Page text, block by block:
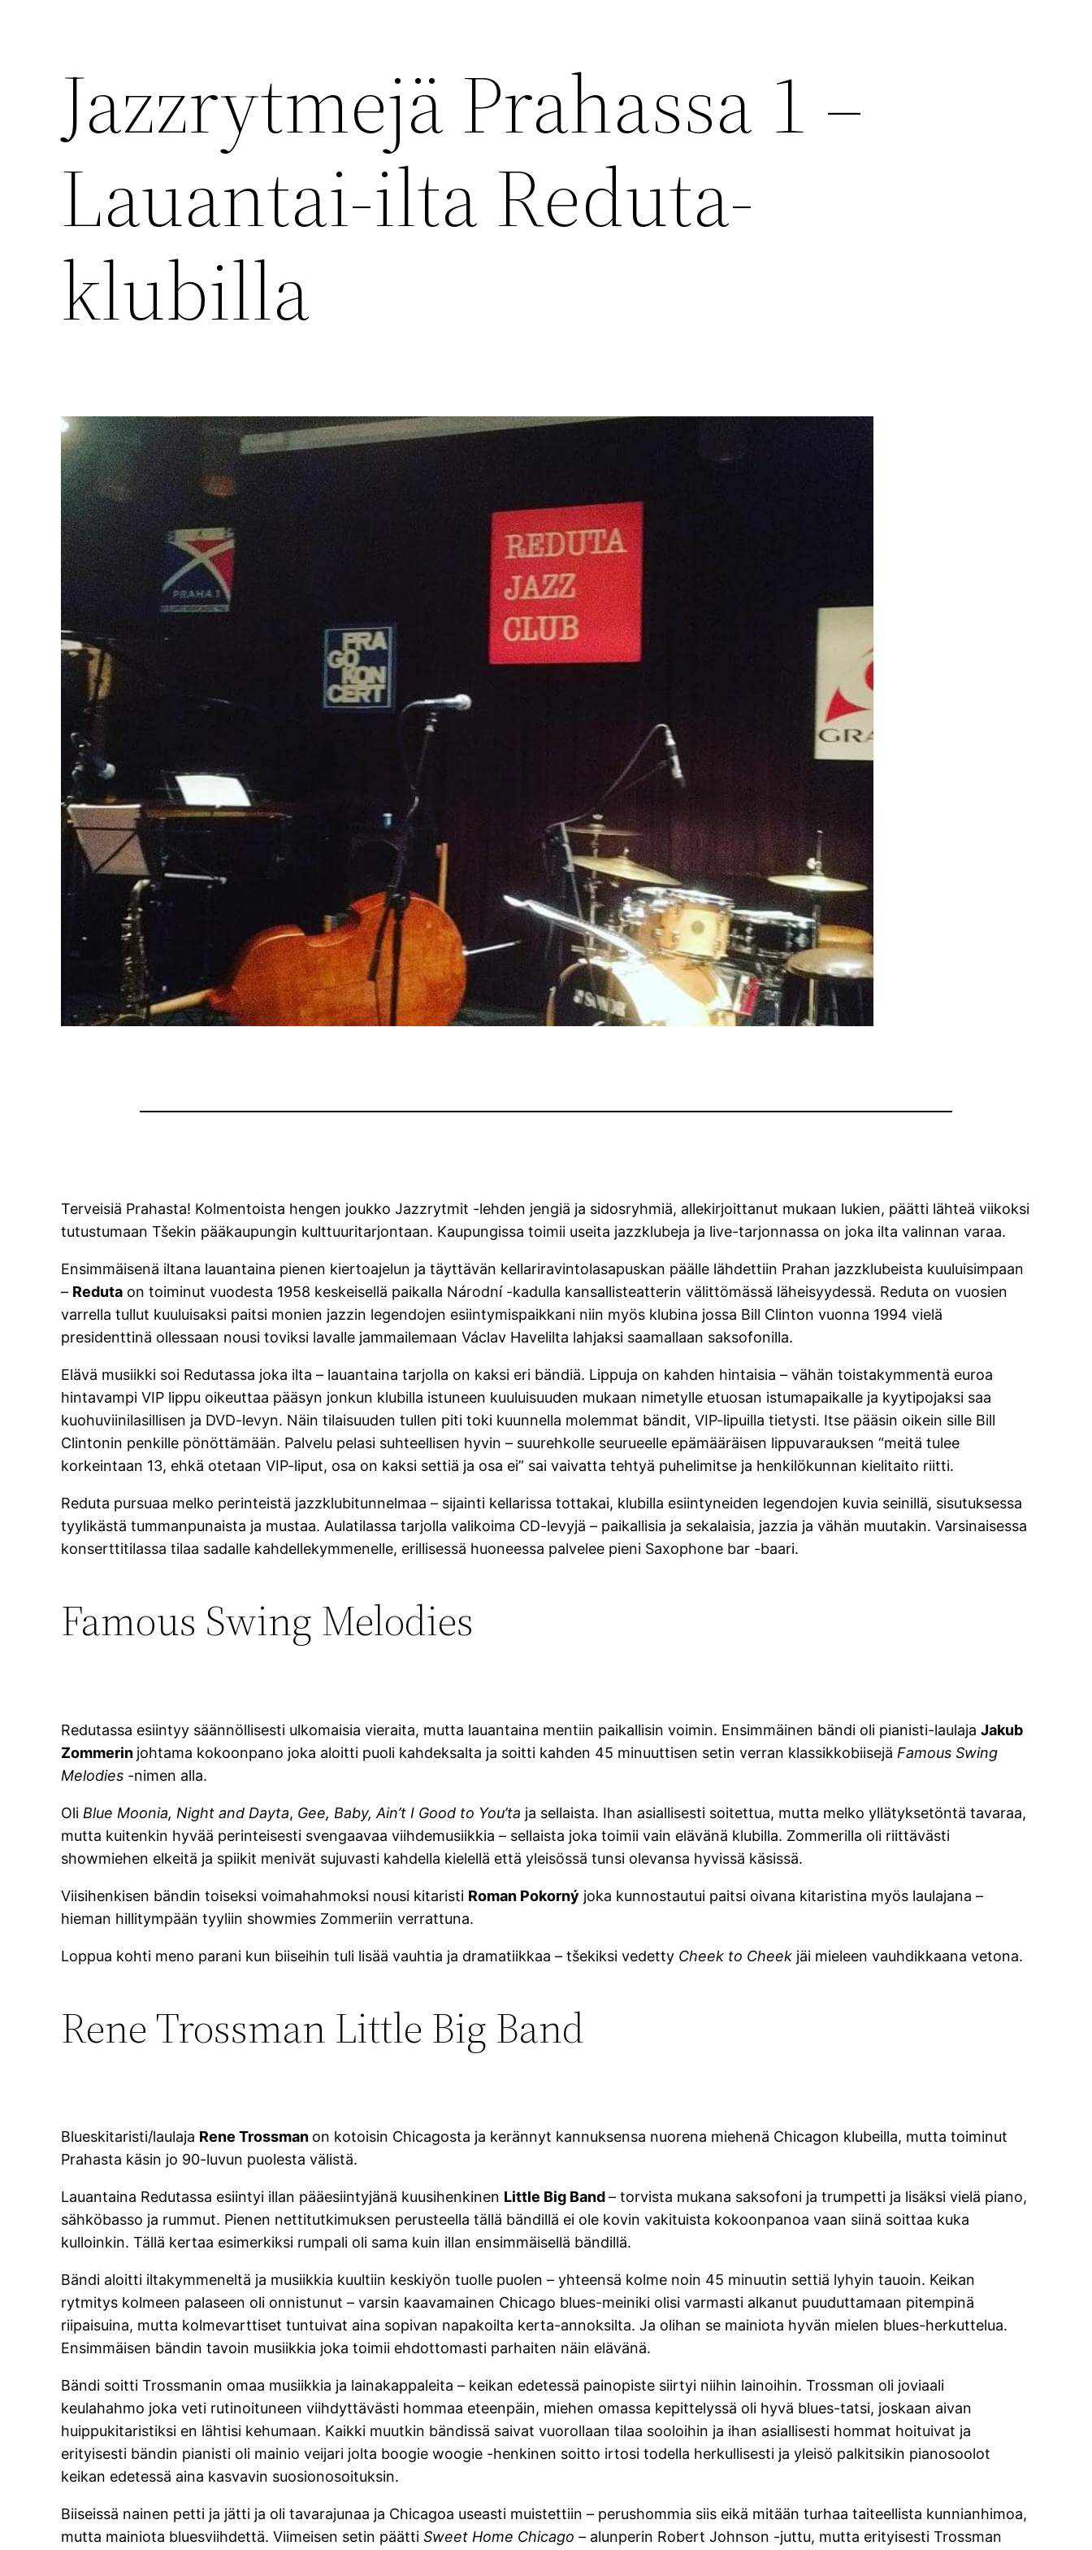
Jazzrytmejä Prahassa 1 –
Lauantai-ilta Reduta-
klubilla
Terveisiä Prahasta! Kolmentoista hengen joukko Jazzrytmit -lehden jengiä ja sidosryhmiä, allekirjoittanut mukaan lukien, päätti lähteä viikoksi
tutustumaan Tšekin pääkaupungin kulttuuritarjontaan. Kaupungissa toimii useita jazzklubeja ja live-tarjonnassa on joka ilta valinnan varaa.
Ensimmäisenä iltana lauantaina pienen kiertoajelun ja täyttävän kellariravintolasapuskan päälle lähdettiin Prahan jazzklubeista kuuluisimpaan
– Reduta on toiminut vuodesta 1958 keskeisellä paikalla Národní -kadulla kansallisteatterin välittömässä läheisyydessä. Reduta on vuosien
varrella tullut kuuluisaksi paitsi monien jazzin legendojen esiintymispaikkani niin myös klubina jossa Bill Clinton vuonna 1994 vielä
presidenttinä ollessaan nousi toviksi lavalle jammailemaan Václav Havelilta lahjaksi saamallaan saksofonilla.
Elävä musiikki soi Redutassa joka ilta – lauantaina tarjolla on kaksi eri bändiä. Lippuja on kahden hintaisia – vähän toistakymmentä euroa
hintavampi VIP lippu oikeuttaa pääsyn jonkun klubilla istuneen kuuluisuuden mukaan nimetylle etuosan istumapaikalle ja kyytipojaksi saa
kuohuviinilasillisen ja DVD-levyn. Näin tilaisuuden tullen piti toki kuunnella molemmat bändit, VIP-lipuilla tietysti. Itse pääsin oikein sille Bill
Clintonin penkille pönöttämään. Palvelu pelasi suhteellisen hyvin – suurehkolle seurueelle epämääräisen lippuvarauksen “meitä tulee
korkeintaan 13, ehkä otetaan VIP-liput, osa on kaksi settiä ja osa ei” sai vaivatta tehtyä puhelimitse ja henkilökunnan kielitaito riitti.
Reduta pursuaa melko perinteistä jazzklubitunnelmaa – sijainti kellarissa tottakai, klubilla esiintyneiden legendojen kuvia seinillä, sisutuksessa
tyylikästä tummanpunaista ja mustaa. Aulatilassa tarjolla valikoima CD-levyjä – paikallisia ja sekalaisia, jazzia ja vähän muutakin. Varsinaisessa
konserttitilassa tilaa sadalle kahdellekymmenelle, erillisessä huoneessa palvelee pieni Saxophone bar -baari.
Famous Swing Melodies
Redutassa esiintyy säännöllisesti ulkomaisia vieraita, mutta lauantaina mentiin paikallisin voimin. Ensimmäinen bändi oli pianisti-laulajaJakub
Zommerin johtama kokoonpano joka aloitti puoli kahdeksalta ja soitti kahden 45 minuuttisen setin verran klassikkobiisejä Famous Swing
Melodies -nimen alla.
Oli Blue Moonia, Night and Dayta, Gee, Baby, Ain’t I Good to You’ta ja sellaista. Ihan asiallisesti soitettua, mutta melko yllätyksetöntä tavaraa,
mutta kuitenkin hyvää perinteisesti svengaavaa viihdemusiikkia – sellaista joka toimii vain elävänä klubilla. Zommerilla oli riittävästi
showmiehen elkeitä ja spiikit menivät sujuvasti kahdella kielellä että yleisössä tunsi olevansa hyvissä käsissä.
Viisihenkisen bändin toiseksi voimahahmoksi nousi kitaristi Roman Pokorný joka kunnostautui paitsi oivana kitaristina myös laulajana –
hieman hillitympään tyyliin showmies Zommeriin verrattuna.
Loppua kohti meno parani kun biiseihin tuli lisää vauhtia ja dramatiikkaa – tšekiksi vedetty Cheek to Cheek jäi mieleen vauhdikkaana vetona.
Rene Trossman Little Big Band
Blueskitaristi/laulaja Rene Trossman on kotoisin Chicagosta ja kerännyt kannuksensa nuorena miehenä Chicagon klubeilla, mutta toiminut
Prahasta käsin jo 90-luvun puolesta välistä.
Lauantaina Redutassa esiintyi illan pääesiintyjänä kuusihenkinen Little Big Band– torvista mukana saksofoni ja trumpetti ja lisäksi vielä piano,
sähköbasso ja rummut. Pienen nettitutkimuksen perusteella tällä bändillä ei ole kovin vakituista kokoonpanoa vaan siinä soittaa kuka
kulloinkin. Tällä kertaa esimerkiksi rumpali oli sama kuin illan ensimmäisellä bändillä.
Bändi aloitti iltakymmeneltä ja musiikkia kuultiin keskiyön tuolle puolen – yhteensä kolme noin 45 minuutin settiä lyhyin tauoin. Keikan
rytmitys kolmeen palaseen oli onnistunut – varsin kaavamainen Chicago blues-meiniki olisi varmasti alkanut puuduttamaan pitempinä
riipaisuina, mutta kolmevarttiset tuntuivat aina sopivan napakoilta kerta-annoksilta. Ja olihan se mainiota hyvän mielen blues-herkuttelua.
Ensimmäisen bändin tavoin musiikkia joka toimii ehdottomasti parhaiten näin elävänä.
Bändi soitti Trossmanin omaa musiikkia ja lainakappaleita – keikan edetessä painopiste siirtyi niihin lainoihin. Trossman oli joviaali
keulahahmo joka veti rutinoituneen viihdyttävästi hommaa eteenpäin, miehen omassa kepittelyssä oli hyvä blues-tatsi, joskaan aivan
huippukitaristiksi en lähtisi kehumaan. Kaikki muutkin bändissä saivat vuorollaan tilaa sooloihin ja ihan asiallisesti hommat hoituivat ja
erityisesti bändin pianisti oli mainio veijari jolta boogie woogie -henkinen soitto irtosi todella herkullisesti ja yleisö palkitsikin pianosoolot
keikan edetessä aina kasvavin suosionosoituksin.
Biiseissä nainen petti ja jätti ja oli tavarajunaa ja Chicagoa useasti muistettiin – perushommia siis eikä mitään turhaa taiteellista kunnianhimoa,
mutta mainiota bluesviihdettä. Viimeisen setin päättiSweet Home Chicago – alunperin Robert Johnson -juttu, mutta erityisesti Trossman